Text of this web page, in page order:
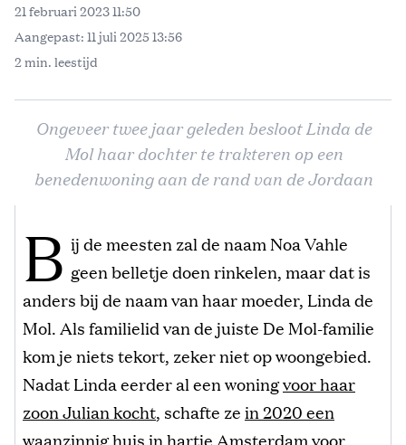
21 februari 2023 11:50
Aangepast: 11 juli 2025 13:56
2 min. leestijd
Ongeveer twee jaar geleden besloot Linda de
Mol haar dochter te trakteren op een
benedenwoning aan de rand van de Jordaan
B ij de meesten zal de naam Noa Vahle
geen belletje doen rinkelen, maar dat is
anders bij de naam van haar moeder, Linda de
Mol. Als familielid van de juiste De Mol-familie
kom je niets tekort, zeker niet op woongebied.
Nadat Linda eerder al een woningvoor haar
zoon Julian kocht, schafte zein 2020 een
waanzinnig huisin hartje Amsterdam voor